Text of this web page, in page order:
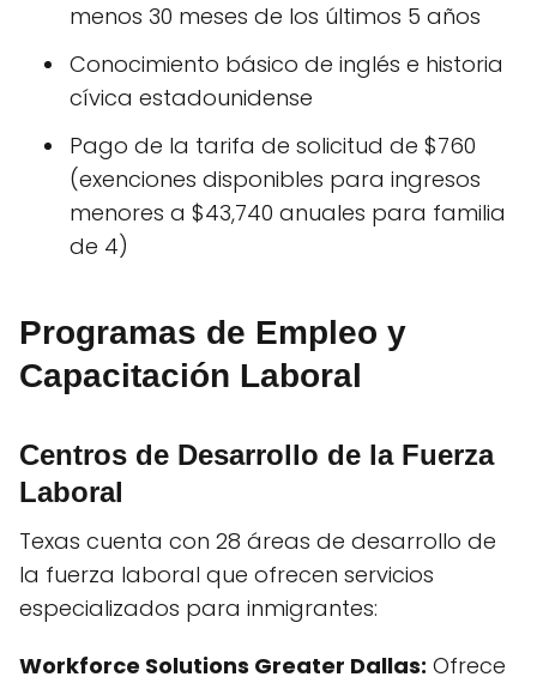
menos 30 meses de los últimos 5 años
Conocimiento básico de inglés e historia
cívica estadounidense
Pago de la tarifa de solicitud de $760
(exenciones disponibles para ingresos
menores a $43,740 anuales para familia
de 4)
Programas de Empleo y
Capacitación Laboral
Centros de Desarrollo de la Fuerza
Laboral
Texas cuenta con 28 áreas de desarrollo de
la fuerza laboral que ofrecen servicios
especializados para inmigrantes:
Workforce Solutions Greater Dallas: Ofrece